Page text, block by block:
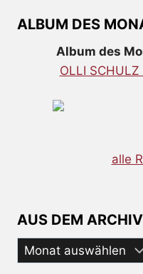
ALBUM DES
Album des
OLLI
alle
AUS DEM ARCHIV
Aus
dem